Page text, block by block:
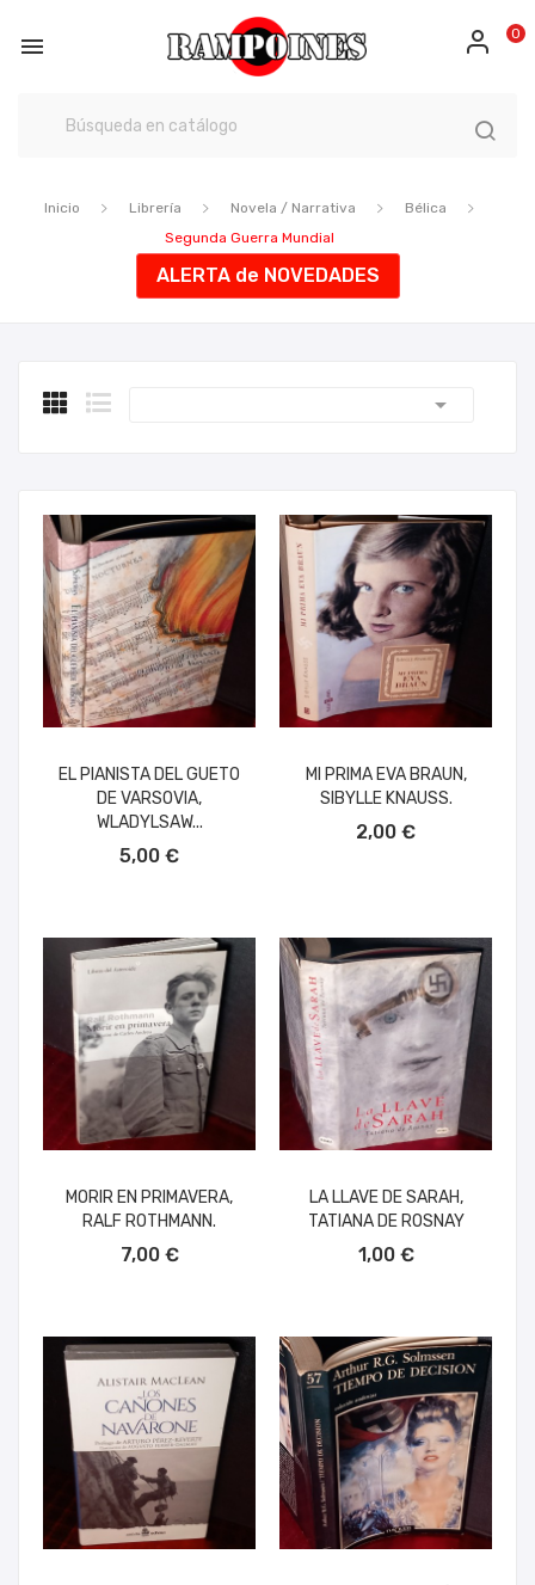
 0
Inicio Librería Novela / Narrativa
Bélica
Segunda Guerra Mundial
ALERTA de NOVEDADES

EL PIANISTA DEL GUETO
DE VARSOVIA,
WLADYLSAW...
5,00 €
MI PRIMA EVA BRAUN,
SIBYLLE KNAUSS.
2,00 €
MORIR EN PRIMAVERA,
RALF ROTHMANN.
7,00 €
LA LLAVE DE SARAH,
TATIANA DE ROSNAY
1,00 €